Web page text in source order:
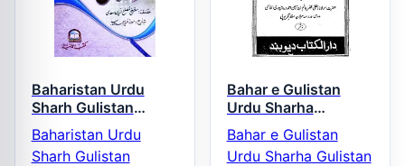
Baharistan Urdu
Sharh Gulistan
بہارستان اردو شرح
گلستان
Baharistan Urdu
Sharh Gulistan
Bahar e Gulistan
Urdu Sharha
Gulistan بہار گلستاں
اردو شرح گلستاں
Bahar e Gulistan
Urdu Sharha Gulistan